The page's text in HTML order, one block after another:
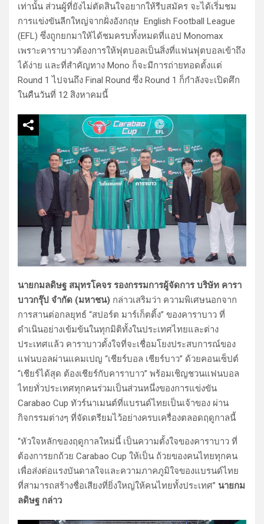
เท่านั้น ส่วนผู้ที่ยังไม่ตัดสินใจอยากให้รีบสมัคร จะได้เริ่มชม
การแข่งขันลีกใหญ่จากฝั่งอังกฤษ English Football League
(EFL) ซึ่งถูกยกมาให้ได้ชมครบทั้งหมดที่แอป Monomax
เพราะคาราบาวต้องการให้ฟุตบอลเป็นสิ่งที่แฟนฟุตบอลเข้าถึง
ได้ง่าย และที่สำคัญทาง Mono ก็จะมีการถ่ายทอดตั้งแต่
Round 1 ไปจนถึง Final Round ซึ่ง Round 1 ก็กำลังจะเปิดศึก
ในคืนวันที่ 12 สิงหาคมนี้
นายกมลดิษฐ สมุทรโคจร รองกรรมการผู้จัดการ บริษัท คารา
บาวกรุ๊ป จำกัด (มหาชน) กล่าวเสริมว่า ความพิเศษนอกจาก
การสานต่อกลยุทธ์ “สปอร์ต มาร์เก็ตติ้ง” ของคาราบาว ที่
ดำเนินอย่างเข้มข้นในทุกมิติทั้งในประเทศไทยและต่าง
ประเทศแล้ว คาราบาวตั้งใจที่จะเชื่อมโยงประสบการณ์ของ
แฟนบอลผ่านแคมเปญ “เชียร์บอล เชียร์บาว” ด้วยคอนเซ็ปต์
“เชียร์ได้สุด ต้องเชียร์กับคาราบาว” พร้อมเชิญชวนแฟนบอล
ไทยทั่วประเทศทุกคนร่วมเป็นส่วนหนึ่งของการแข่งขัน
Carabao Cup ทัวร์นาเมนต์ที่แบรนด์ไทยเป็นเจ้าของ ผ่าน
กิจกรรมต่างๆ ที่จัดเตรียมไว้อย่างครบเครื่องตลอดฤดูกาลนี้
“หัวใจหลักของฤดูกาลใหม่นี้ เป็นความตั้งใจของคาราบาว ที่
ต้องการยกถ้วย Carabao Cup ให้เป็น ถ้วยของคนไทยทุกคน
เพื่อส่งต่อแรงบันดาลใจและความภาคภูมิใจของแบรนด์ไทย
ที่สามารถสร้างชื่อเสียงที่ยิ่งใหญ่ให้คนไทยทั้งประเทศ” นายกม
ลดิษฐ กล่าว